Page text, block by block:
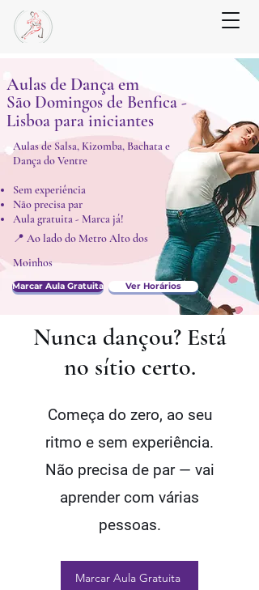
Aulas de Dança em
São Domingos de Benfica -
Lisboa para iniciantes
Aulas de Salsa, Kizomba, Bachata e
Dança do Ventre
Sem experiência
Não precisa par
Aula gratuita - Marca já!​
📍 Ao lado do Metro Alto dos
Moinhos
Marcar Aula Gratuita Ver Horários
Nunca dançou? Está
no sítio certo.
Começa do zero, ao seu
ritmo e sem experiência.
Não precisa de par — vai
aprender com várias
pessoas.
Marcar Aula Gratuita